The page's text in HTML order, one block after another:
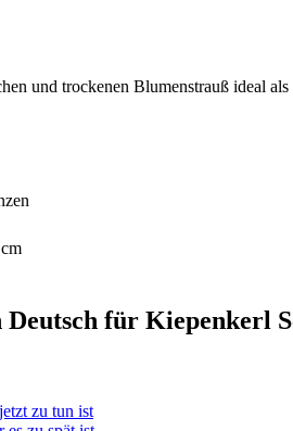
und trockenen Blumenstrauß ideal
für Kiepenkerl
zu tun ist